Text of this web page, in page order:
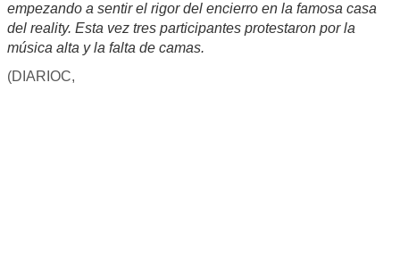
empezando a sentir el rigor del encierro en la famosa casa
del reality. Esta vez tres participantes protestaron por la
música alta y la falta de camas.
(DIARIOC,